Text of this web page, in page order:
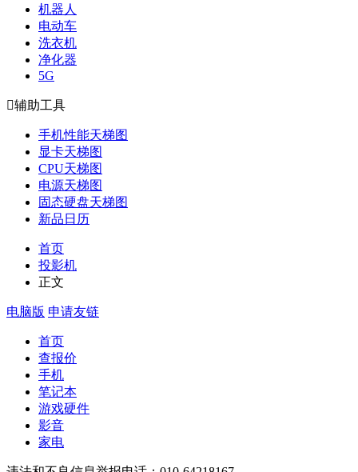
机器人
电动车
洗衣机
净化器
5G
辅助工具
手机性能天梯图
显卡天梯图
CPU天梯图
电源天梯图
固态硬盘天梯图
新品日历
首页
投影机
正文
电脑版 申请友链
首页
查报价
手机
笔记本
游戏硬件
影音
家电